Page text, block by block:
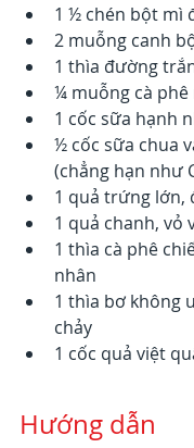
1 ½ chén bột mì
2 muỗng canh
1 thìa đường
¼ muỗng cà phê
1 cốc sữa hạnh
½ cốc sữa chua
(chẳng hạn như
1 quả trứng lớn,
1 quả chanh, vỏ
1 thìa cà phê
nhân
1 thìa bơ không
chảy
1 cốc quả việt
Hướng dẫn